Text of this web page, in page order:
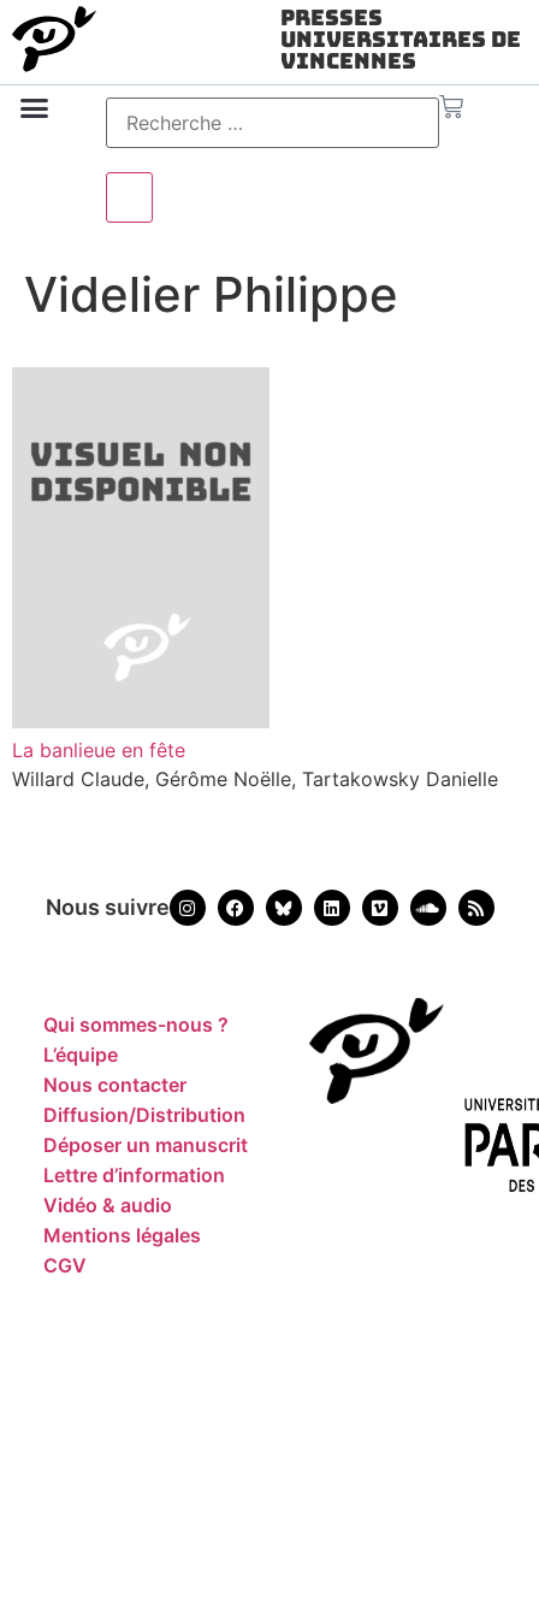
Presses
Universitaires de
Vincennes
Videlier Philippe
La banlieue en fête
Willard Claude, Gérôme Noëlle, Tartakowsky Danielle
Nous suivre
Qui sommes-nous ?
L’équipe
Nous contacter
Diffusion/Distribution
Déposer un manuscrit
Lettre d’information
Vidéo & audio
Mentions légales
CGV